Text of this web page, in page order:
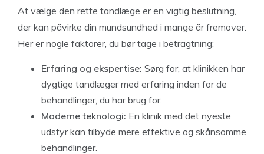
At vælge den rette tandlæge er en vigtig beslutning,
der kan påvirke din mundsundhed i mange år fremover.
Her er nogle faktorer, du bør tage i betragtning:
Erfaring og ekspertise: Sørg for, at klinikken har
dygtige tandlæger med erfaring inden for de
behandlinger, du har brug for.
Moderne teknologi: En klinik med det nyeste
udstyr kan tilbyde mere effektive og skånsomme
behandlinger.